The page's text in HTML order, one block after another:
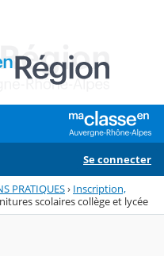
Se connecter
PRATIQUES› Inscription,
scolaires collège et lycée